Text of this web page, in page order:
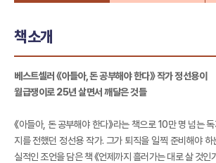
책소개
베스트셀러 《아들아, 돈 공부해야 한다》 작가 정선용이
월급쟁이로 25년 살면서 깨달은 것들
《아들아, 돈 공부해야 한다》라는 책으로 10만 명 넘는
지를 전했던 정선용 작가. 그가 퇴직을 일찍 준비해야
실적인 조언을 담은 책 《언제까지 흘러가는 대로 살 것인